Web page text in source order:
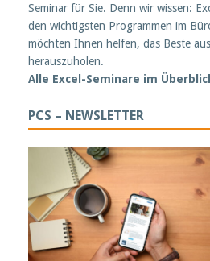
Seminar für Sie. Denn wir wissen:
den wichtigsten Programmen im
möchten Ihnen helfen, das Beste
herauszuholen.
Alle Excel-Seminare im
PCS – NEWSLETTER